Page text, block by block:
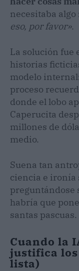
necesitaba
eso, por favor».
La solución fue
historias
modelo
proceso
donde el lobo
Caperucita
millones de
medio.
Suena tan
ciencia e ironía
preguntándose
habría que
santas pascuas.
Cuando la
justifica los
lista)